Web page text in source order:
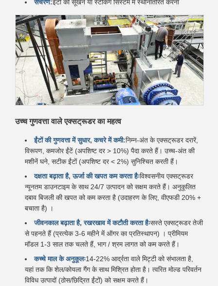
संचरण:ईंटों को सूखने या स्टैकिंग सिस्टम में स्थानांतरित करना
उच्च गुणवत्ता वाले एक्सट्रूडर का महत्व
ईंटों की गुणवत्ता में सुधार, कचरे में कमी:निम्न-अंत के एक्सट्रूडर दरारें,
विरूपण, कमजोर ईंटें (अपशिष्ट दर > 10%) पैदा करते हैं। उच्च-अंत की
मशीनें घने, सटीक ईंटों (अपशिष्ट दर < 2%) सुनिश्चित करती हैं।
दक्षता बढ़ाता है, ऊर्जा की खपत कम करता हैःविश्वसनीय एक्सट्रूडर
न्यूनतम डाउनटाइम के साथ 24/7 उत्पादन को सक्षम करते हैं। अनुकूलित
दबाव बिजली की खपत को कम करता है (उदाहरण के लिए, वीएफडी 20% +
बचाता है) ।
जीवनकाल बढ़ाता है, रखरखाव में कटौती करता हैःसस्ते एक्सट्रूडर तेजी
से पहनते हैं (प्रत्येक 3-6 महीने में ऑगर का प्रतिस्थापन) । प्रीमियम
मॉडल 1-3 साल तक चलते हैं, भाग / श्रम लागत को कम करते हैं।
कच्चे माल के अनुकूलः14-22% आर्द्रता वाले मिट्टी को संभालता है,
यहां तक कि शेल/कोयला गैंग के साथ मिश्रित होता है। त्वरित मोल्ड परिवर्तन
विविध उत्पादों (ठोस/छिद्रित ईंटों) को सक्षम करते हैं।